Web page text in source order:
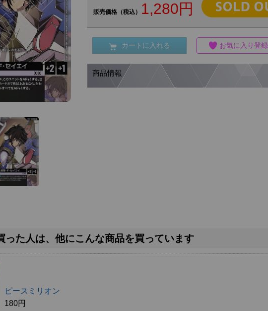
販売価格（税込） 1,280円
カートに入れる お気に入り登録
商品情報
った人は、他にこんな商品を買っています
ピースミリオン
180円